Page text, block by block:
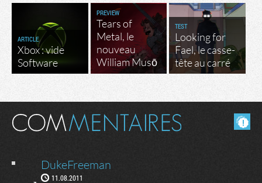
ARTICLE
Xbox : vide
Software
PREVIEW
Tears of
Metal, le
nouveau
William Musō
TEST
Looking for
Fael, le casse-
tête au carré
Masquer les commentaires lus.
DukeFreeman
11.08.2011